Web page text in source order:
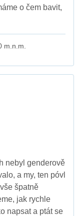
o čem bavit,
m.n.m.
nebyl genderově
a my, ten póvl
špatně
jak rychle
napsat a ptát se